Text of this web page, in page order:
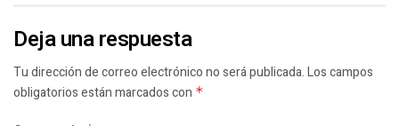
Deja una respuesta
Tu dirección de correo electrónico no será publicada.Los campos
obligatorios están marcados con *